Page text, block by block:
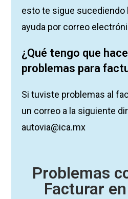
esto te sigue sucediendo
ayuda por correo
¿Qué tengo que
problemas para
Si tuviste problemas al
un correo a la siguiente
autovia@ica.mx
Problemas
Facturar